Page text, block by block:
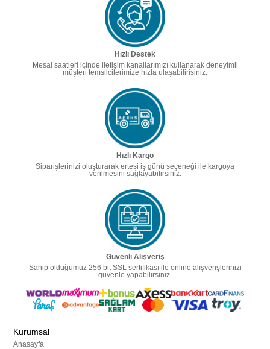
Hızlı Destek
Mesai saatleri içinde iletişim kanallarımızı kullanarak deneyimli
müşteri temsilcilerimize hızla ulaşabilirisiniz.
Hızlı Kargo
Siparişlerinizi oluşturarak ertesi iş günü seçeneği ile kargoya
verilmesini sağlayabilirsiniz.
Güvenli Alışveriş
Sahip olduğumuz 256 bit SSL sertifikası ile online alışverişlerinizi
güvenle yapabilirsiniz.
Kurumsal
Anasayfa